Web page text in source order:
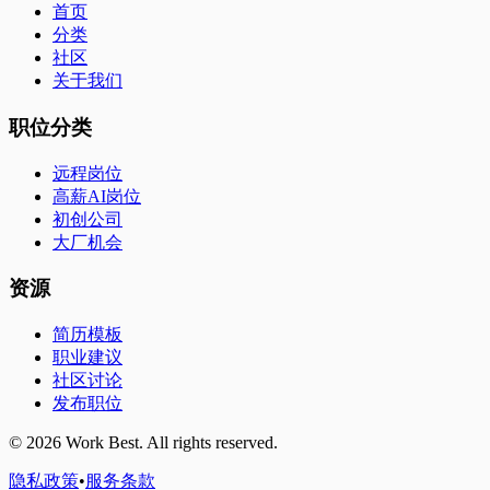
首页
分类
社区
关于我们
职位分类
远程岗位
高薪AI岗位
初创公司
大厂机会
资源
简历模板
职业建议
社区讨论
发布职位
© 2026 Work Best. All rights reserved.
隐私政策•服务条款